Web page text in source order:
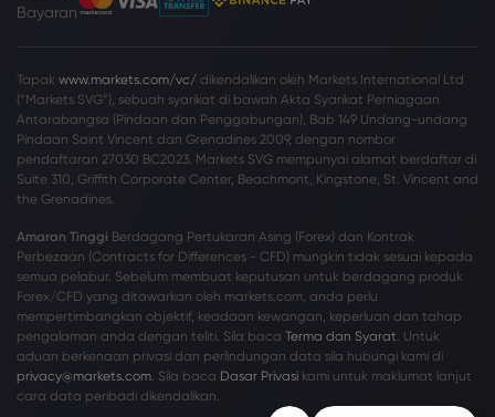
Bayaran
Tapak www.markets.com/vc/ dikendalikan oleh Markets International Ltd
(“Markets SVG”), sebuah syarikat di bawah Akta Syarikat Perniagaan
Antarabangsa (Pindaan dan Penggabungan), Bab 149 Undang-undang
Pindaan Saint Vincent dan Grenadines 2009, dengan nombor
pendaftaran 27030 BC2023. Markets SVG mempunyai alamat berdaftar di
Suite 310, Griffith Corporate Center, Beachmont, Kingstone, St. Vincent and
the Grenadines.
Amaran Tinggi Berdagang Pertukaran Asing (Forex) dan Kontrak
Perbezaan (Contracts for Differences - CFD) mungkin tidak sesuai kepada
semua pelabur. Sebelum membuat keputusan untuk berdagang produk
Forex/CFD yang ditawarkan oleh markets.com, anda perlu
mempertimbangkan objektif, keadaan kewangan, keperluan dan tahap
pengalaman anda dengan teliti. Sila baca Terma dan Syarat. Untuk
aduan berkenaan privasi dan perlindungan data sila hubungi kami di
privacy@markets.com. Sila baca Dasar Privasi kami untuk maklumat lanjut
cara data peribadi dikendalikan.